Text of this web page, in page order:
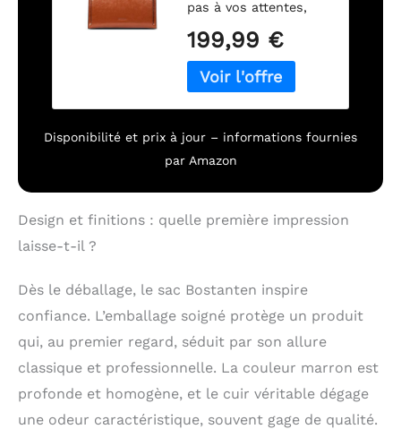
Sac Ordinateur
Portable Laptop
Sac Business Sac
Mallette Porte
Documents
Marron
pas à vos attentes,
contacter via Amazon,
notre équipe de
service vous fournira
Pour les problèmes de
qualité ou les articles
pouvez conserver le
produit et nous
aimerions vous
Sac Serviette cuir
comprend 1 grand
compartiment (1
compartiment
rembourré pour
2 poches pour stylos
+ 2 poches pour
199,99 €
Disponibilité et prix à jour – informations fournies
par Amazon
Design et finitions : quelle première impression
laisse-t-il ?
Dès le déballage, le sac Bostanten inspire
confiance. L’emballage soigné protège un produit
qui, au premier regard, séduit par son allure
classique et professionnelle. La couleur marron est
profonde et homogène, et le cuir véritable dégage
une odeur caractéristique, souvent gage de qualité.